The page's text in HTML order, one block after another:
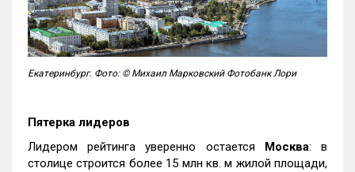
Екатеринбург. Фото: © Михаил Марковский Фотобанк Лори
Пятерка лидеров
Лидером рейтинга уверенно остается Москва: в
столице строится более 15 млн кв. м жилой площади,